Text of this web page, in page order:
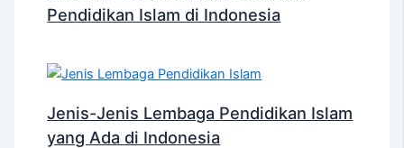
Pendidikan Islam di Indonesia
Jenis-Jenis Lembaga Pendidikan Islam
yang Ada di Indonesia